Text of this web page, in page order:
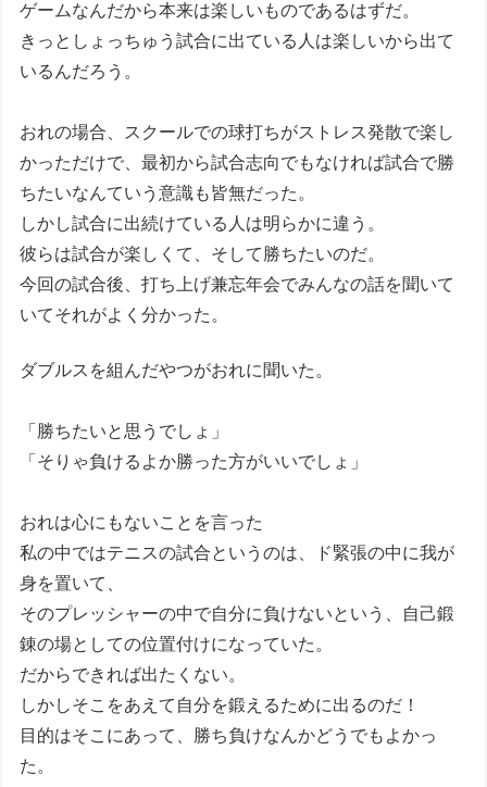
ゲームなんだから本来は楽しいものであるはずだ。
きっとしょっちゅう試合に出ている人は楽しいから出て
いるんだろう。
おれの場合、スクールでの球打ちがストレス発散で楽し
かっただけで、最初から試合志向でもなければ試合で勝
ちたいなんていう意識も皆無だった。
しかし試合に出続けている人は明らかに違う。
彼らは試合が楽しくて、そして勝ちたいのだ。
今回の試合後、打ち上げ兼忘年会でみんなの話を聞いて
いてそれがよく分かった。
ダブルスを組んだやつがおれに聞いた。
「勝ちたいと思うでしょ」
「そりゃ負けるよか勝った方がいいでしょ」
おれは心にもないことを言った
私の中ではテニスの試合というのは、ド緊張の中に我が
身を置いて、
そのプレッシャーの中で自分に負けないという、自己鍛
錬の場としての位置付けになっていた。
だからできれば出たくない。
しかしそこをあえて自分を鍛えるために出るのだ！
目的はそこにあって、勝ち負けなんかどうでもよかっ
た。